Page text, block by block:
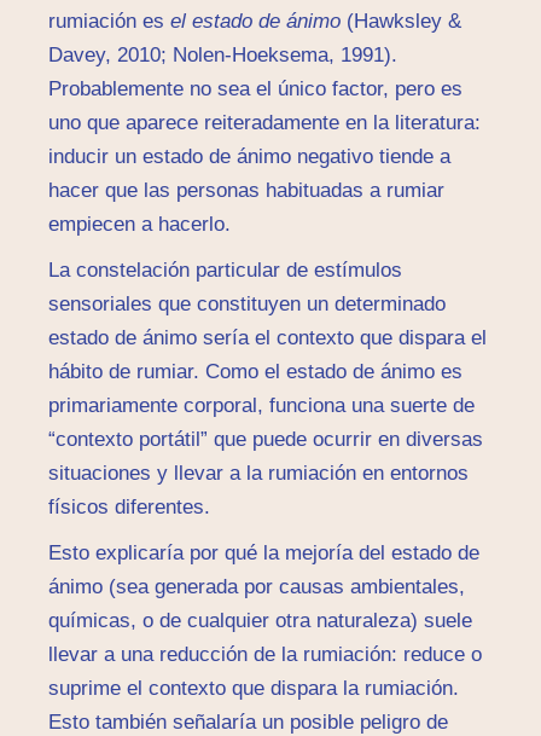
rumiación es el estado de ánimo (Hawksley &
Davey, 2010; Nolen-Hoeksema, 1991).
Probablemente no sea el único factor, pero es
uno que aparece reiteradamente en la literatura:
inducir un estado de ánimo negativo tiende a
hacer que las personas habituadas a rumiar
empiecen a hacerlo.
La constelación particular de estímulos
sensoriales que constituyen un determinado
estado de ánimo sería el contexto que dispara el
hábito de rumiar. Como el estado de ánimo es
primariamente corporal, funciona una suerte de
“contexto portátil” que puede ocurrir en diversas
situaciones y llevar a la rumiación en entornos
físicos diferentes.
Esto explicaría por qué la mejoría del estado de
ánimo (sea generada por causas ambientales,
químicas, o de cualquier otra naturaleza) suele
llevar a una reducción de la rumiación: reduce o
suprime el contexto que dispara la rumiación.
Esto también señalaría un posible peligro de